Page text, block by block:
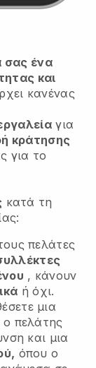
σας ένα
και
κανένας
για
κράτησης
για το
κατά τη
πελάτες
, κάνουν
ή όχι.
μια
πελάτης
και μια
όπου ο